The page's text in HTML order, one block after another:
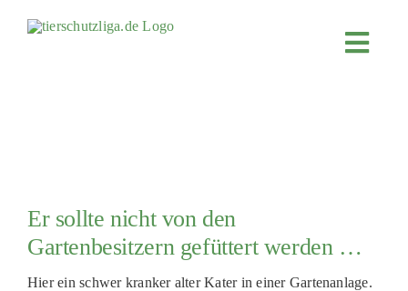
Er sollte nicht von den
Gartenbesitzern gefüttert werden …
Hier ein schwer kranker alter Kater in einer Gartenanlage.